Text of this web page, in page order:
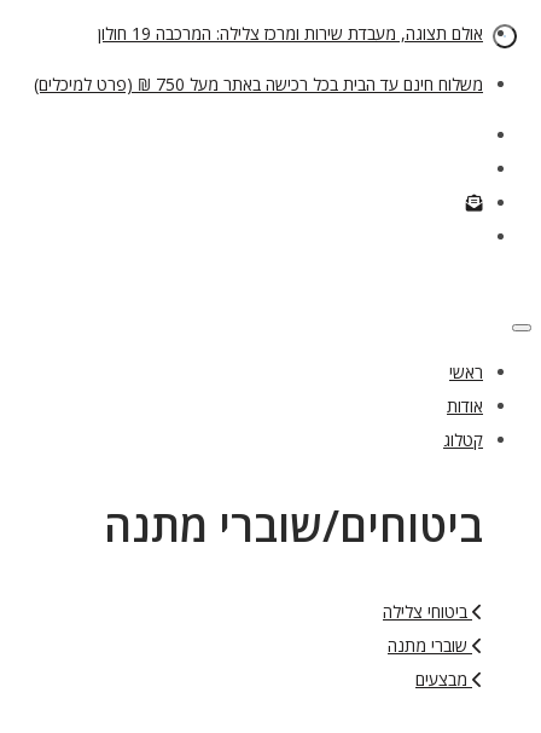
אולם תצוגה, מעבדת שירות ומרכז צלילה: המרכבה 19 חולון
משלוח חינם עד הבית בכל רכישה באתר מעל 750 ₪ (פרט למיכלים)
ראשי
אודות
קטלוג
ביטוחים/שוברי מתנה
ביטוחי צלילה
שוברי מתנה
מבצעים